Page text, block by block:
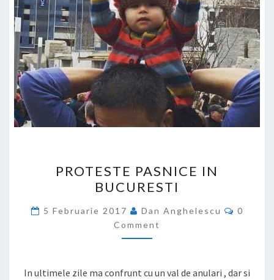
PASNICE
IN
BUCURESTI
PROTESTE PASNICE IN
BUCURESTI
5 Februarie 2017 Dan Anghelescu
0
Comment
In ultimele zile ma confrunt cu un val de anulari , dar si